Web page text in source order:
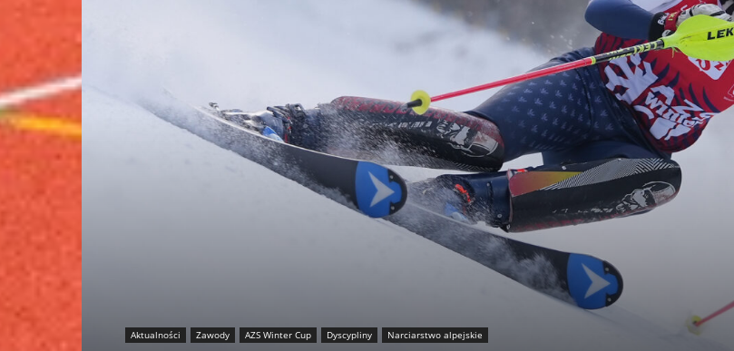
Aktualności Zawody AZS Winter Cup Dyscypliny Narciarstwo alpejskie